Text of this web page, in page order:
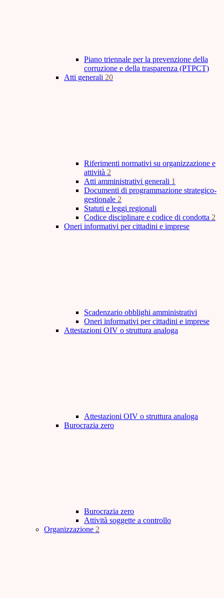
Piano triennale per la prevenzione della
corruzione e della trasparenza (PTPCT)
Atti generali 20
Riferimenti normativi su organizzazione e
attività 2
Atti amministrativi generali 1
Documenti di programmazione strategico-
gestionale 2
Statuti e leggi regionali
Codice disciplinare e codice di condotta 2
Oneri informativi per cittadini e imprese
Scadenzario obblighi amministrativi
Oneri informativi per cittadini e imprese
Attestazioni OIV o struttura analoga
Attestazioni OIV o struttura analoga
Burocrazia zero
Burocrazia zero
Attività soggette a controllo
Organizzazione 2